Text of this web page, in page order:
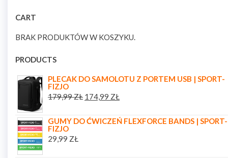
CART
BRAK PRODUKTÓW W KOSZYKU.
PRODUCTS
PLECAK DO SAMOLOTU Z PORTEM USB | SPORT-
FIZJO
179,99ZŁ 174,99 ZŁ
GUMY DO ĆWICZEŃ FLEXFORCE BANDS | SPORT-
FIZJO
29,99 ZŁ